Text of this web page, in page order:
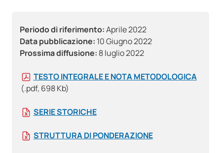
Periodo di riferimento:Aprile 2022
Data pubblicazione: 10 Giugno 2022
Prossima diffusione: 8 luglio 2022
TESTO INTEGRALE E NOTA METODOLOGICA
(.pdf, 698 Kb)
SERIE STORICHE
STRUTTURA DI PONDERAZIONE